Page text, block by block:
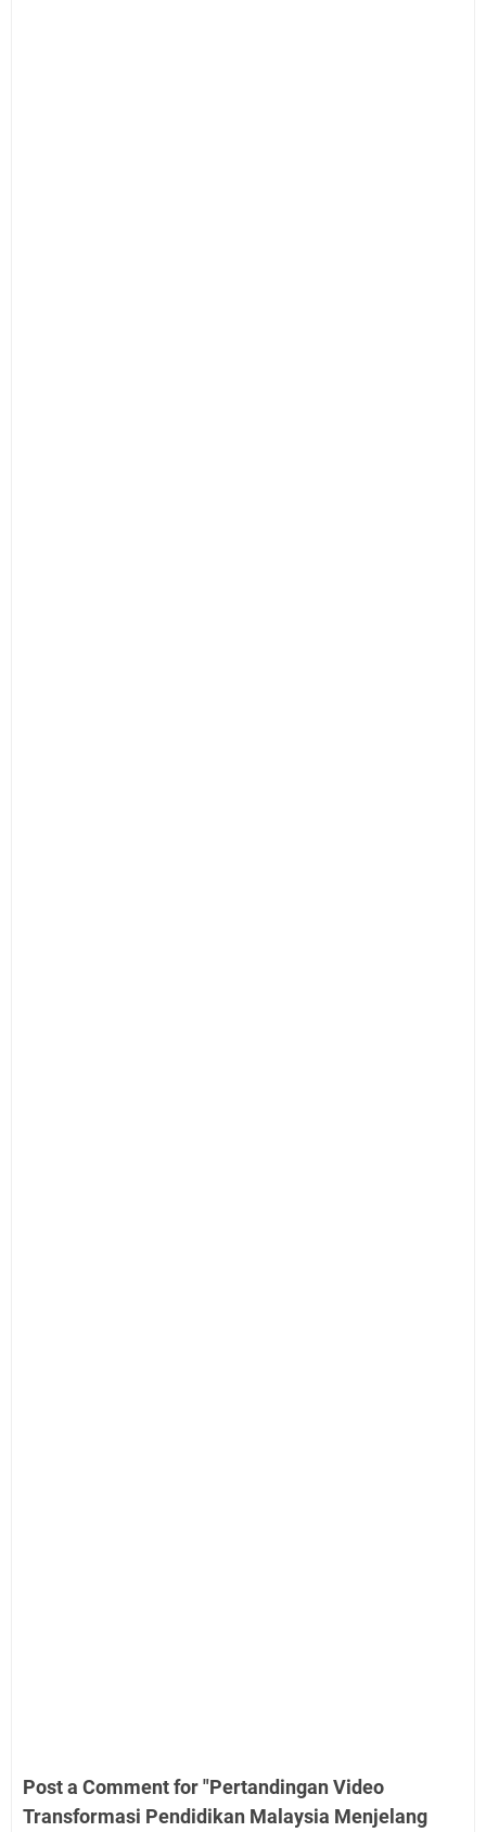
Post a Comment for "Pertandingan Video
Transformasi Pendidikan Malaysia Menjelang